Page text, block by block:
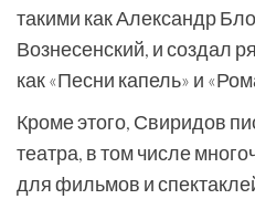
такими как Александр
Вознесенский, и создал
как «Песни капель» и
Кроме этого, Свиридов
театра, в том числе
для фильмов и